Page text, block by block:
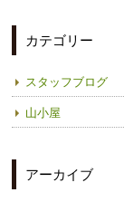
カテゴリー
スタッフブログ
山小屋
アーカイブ